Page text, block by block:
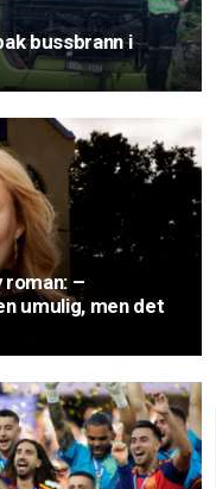
bussbrann i
roman: –
umulig, men det